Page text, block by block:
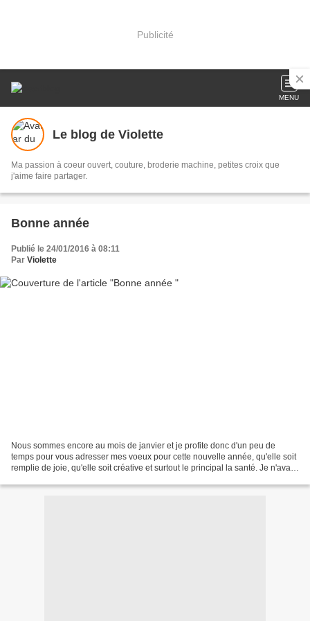
Publicité
MENU
Le blog de Violette
Ma passion à coeur ouvert, couture, broderie machine, petites croix que
j'aime faire partager.
Bonne année
Publié le 24/01/2016 à 08:11
Par Violette
Nous sommes encore au mois de janvier et je profite donc d'un peu de
temps pour vous adresser mes voeux pour cette nouvelle année, qu'elle soit
remplie de joie, qu'elle soit créative et surtout le principal la santé. Je n'avais